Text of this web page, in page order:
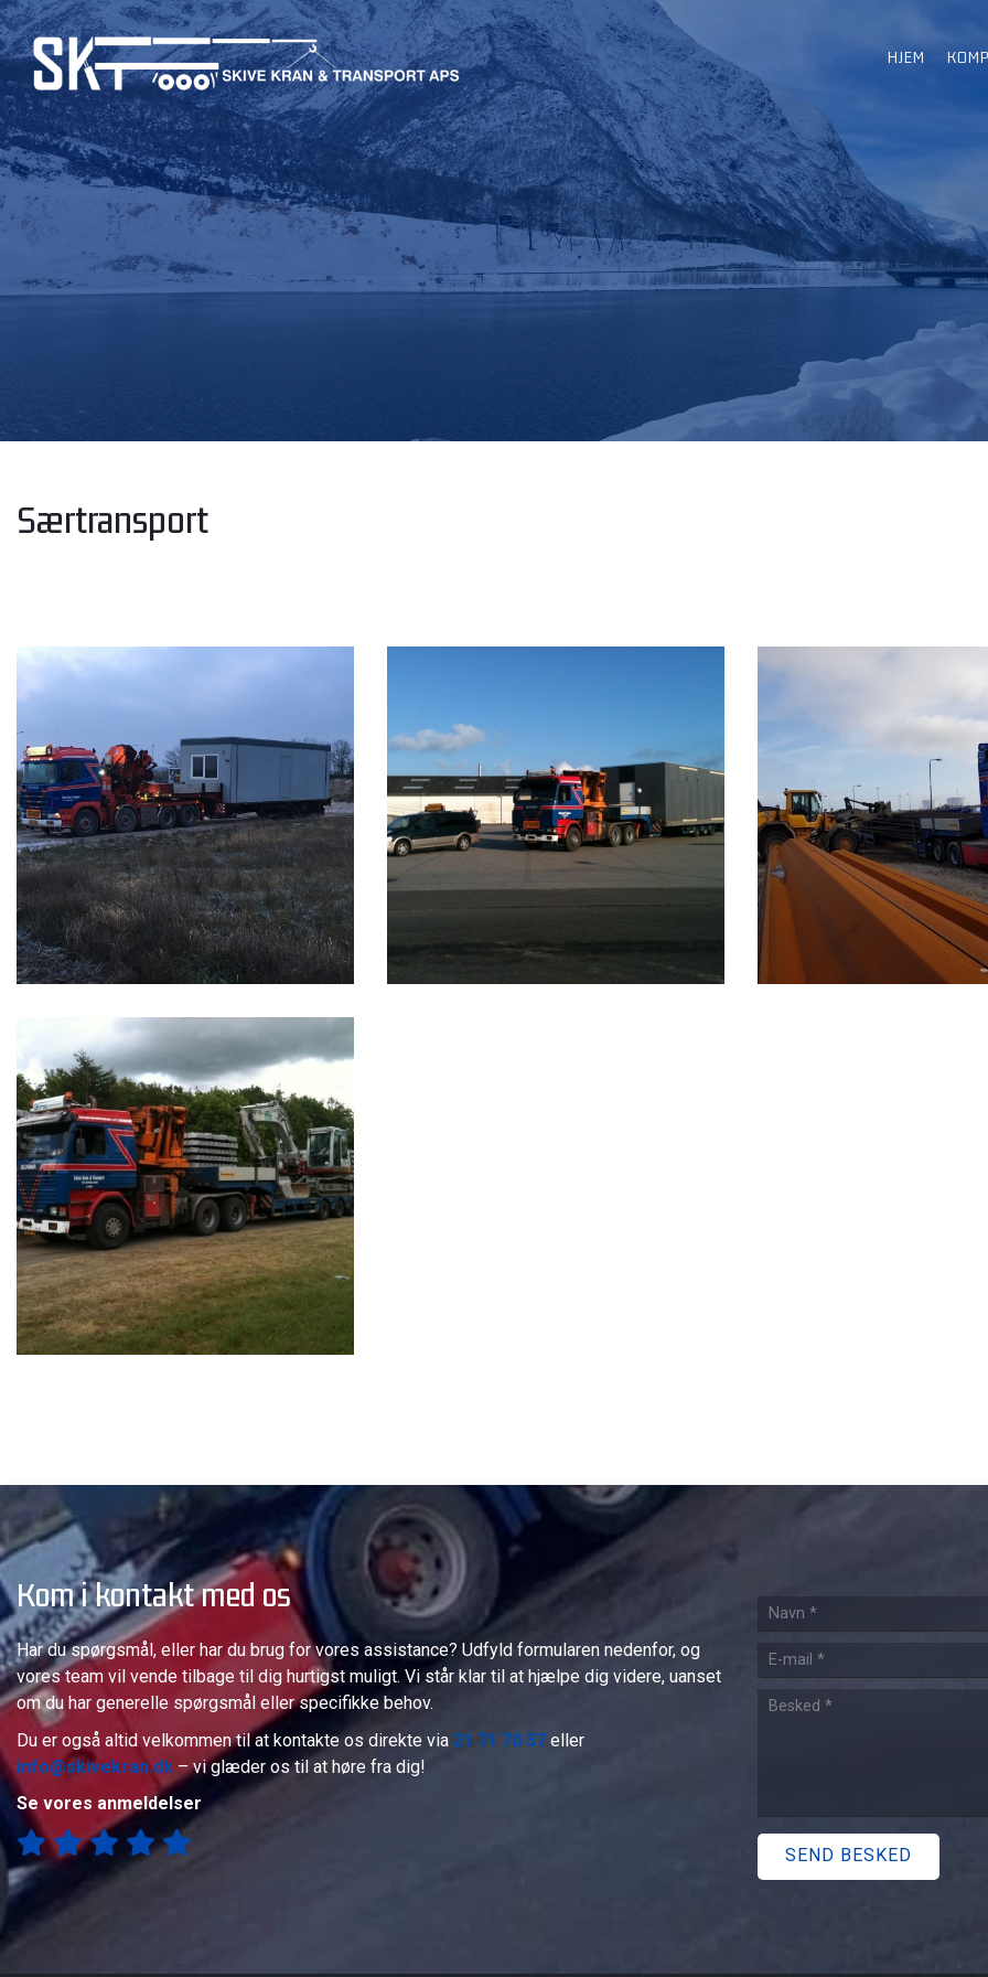
Gå
til
hovedindhold
HJEM
Særtransport
Kom i kontakt med os
Har du spørgsmål, eller har du brug for vores assistance? Udfyld formularen nedenfor, og
vores team vil vende tilbage til dig hurtigst muligt. Vi står klar til at hjælpe dig videre, uanset
om du har generelle spørgsmål eller specifikke behov.
Du er også altid velkommen til at kontakte os direkte via 21 71 70 37 eller
info@skivekran.dk – vi glæder os til at høre fra dig!
Se vores anmeldelser